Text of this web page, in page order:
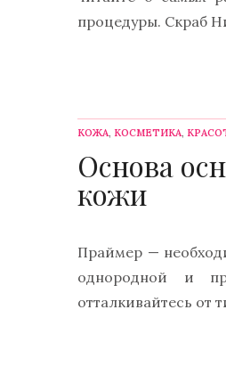
процедуры. Скраб
КОЖА, КОСМЕТИКА,
Основа
кожи
Праймер —
однородной и
отталкивайтесь от